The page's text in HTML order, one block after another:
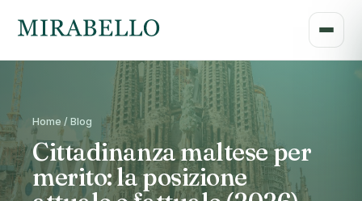
Home / Blog
Cittadinanza maltese per
merito: la posizione